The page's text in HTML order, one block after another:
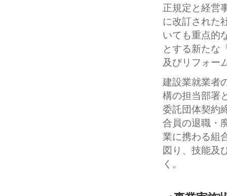
正規定と経営
に改訂された
いても重点的
とする新たな
及びリフォー
建設業就業者
構の担当部署
委託団体契約
合員の退職・
業に携わる組
図り、技能及
く。